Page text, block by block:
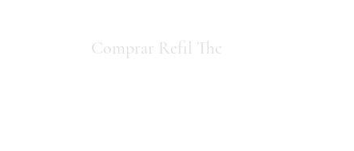
Comprar Refil Thc